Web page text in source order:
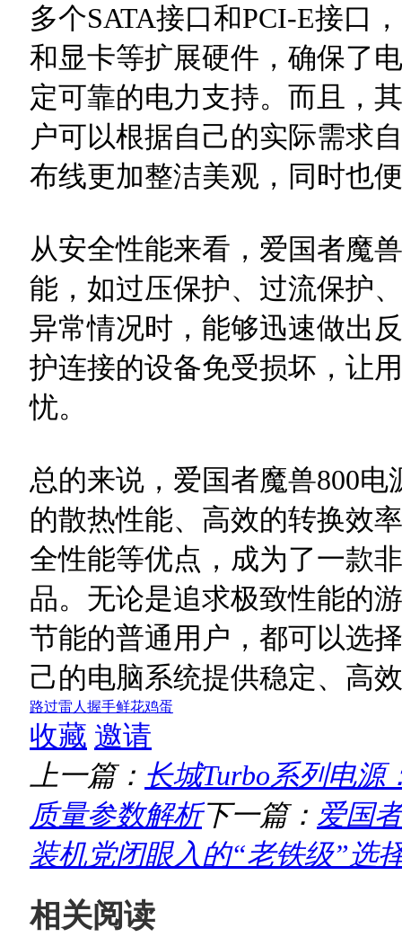
多个SATA接口和PCI-E接口
和显卡等扩展硬件，确保了
定可靠的电力支持。而且，
户可以根据自己的实际需求
布线更加整洁美观，同时也
从安全性能来看，爱国者魔
能，如过压保护、过流保护
异常情况时，能够迅速做出
护连接的设备免受损坏，让
忧。
总的来说，爱国者魔兽800
的散热性能、高效的转换效
全性能等优点，成为了一款
品。无论是追求极致性能的
节能的普通用户，都可以选
己的电脑系统提供稳定、高
路过雷人 握手鲜花鸡蛋
收藏 邀请
上一篇： 长城Turbo系列电源
质量参数解析下一篇： 爱国
装机党闭眼入的“老铁级”选
相关阅读